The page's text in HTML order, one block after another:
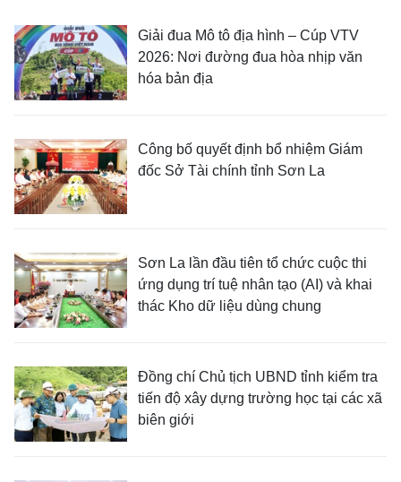
Giải đua Mô tô địa hình – Cúp VTV
2026: Nơi đường đua hòa nhịp văn
hóa bản địa
Công bố quyết định bổ nhiệm Giám
đốc Sở Tài chính tỉnh Sơn La
Sơn La lần đầu tiên tổ chức cuộc thi
ứng dụng trí tuệ nhân tạo (AI) và khai
thác Kho dữ liệu dùng chung
Đồng chí Chủ tịch UBND tỉnh kiểm tra
tiến độ xây dựng trường học tại các xã
biên giới